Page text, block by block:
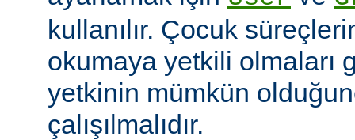
kullanılır. Çocuk
okumaya yetkili olmaları
yetkinin mümkün
çalışılmalıdır.